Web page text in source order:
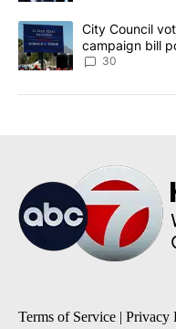
A trending article titled
City Council
campaign bill
30
Terms of Service | Privacy